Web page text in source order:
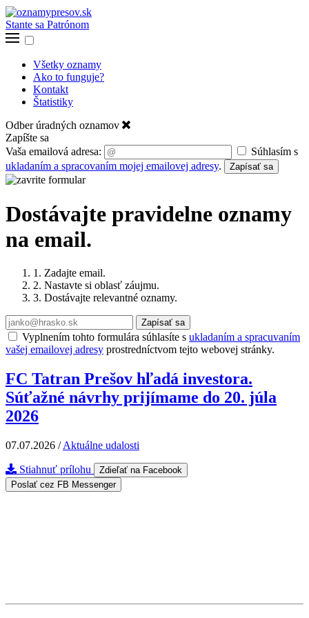
Stante sa Patrónom
Všetky oznamy
Ako to funguje?
Kontakt
Štatistiky
Odber úradných oznamov
Zapíšte sa
Vaša emailová adresa:
Súhlasím s
ukladaním a spracovaním mojej emailovej adresy. Zapísať sa
Dostávajte pravidelne oznamy
na email.
1. Zadajte email.
2. Nastavte si oblasť záujmu.
3. Dostávajte relevantné oznamy.
Zapísať sa
Vyplnením tohto formulára súhlasíte s ukladaním a spracuvaním
vašej emailovej adresy prostredníctvom tejto webovej stránky.
FC Tatran Prešov hľadá investora.
Súťažné návrhy prijímame do 20. júla
2026
07.07.2026 /Aktuálne udalosti
Stiahnuť prílohu
Zdieľať na Facebook
Poslať cez FB Messenger